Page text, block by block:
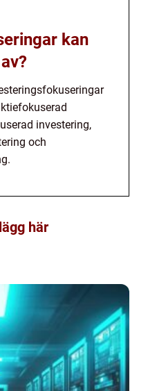
kan
investering,
och
här